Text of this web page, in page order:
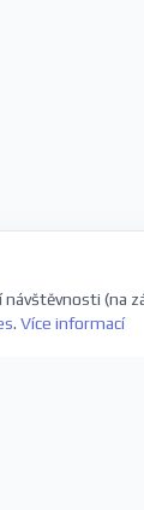
(na
. Více informací